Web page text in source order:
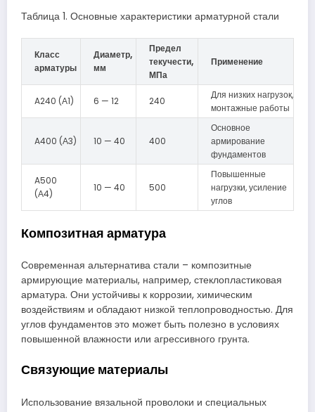
Таблица 1. Основные характеристики арматурной стали
Класс
арматуры
Диаметр,
мм
Предел
текучести,
МПа
Применение
A240 (А1) 6 — 12 240
Для низких нагрузок,
монтажные работы
A400 (А3) 10 — 40 400
Основное
армирование
фундаментов
A500
(А4)
10 — 40 500
Повышенные
нагрузки, усиление
углов
Композитная арматура
Современная альтернатива стали – композитные
армирующие материалы, например, стеклопластиковая
арматура. Они устойчивы к коррозии, химическим
воздействиям и обладают низкой теплопроводностью. Для
углов фундаментов это может быть полезно в условиях
повышенной влажности или агрессивного грунта.
Связующие материалы
Использование вязальной проволоки и специальных